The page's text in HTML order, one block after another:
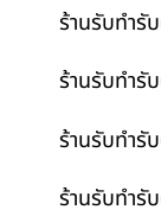
ร้านรับทำรั
ร้านรับทำรั
ร้านรับทำรั
ร้านรับทำ